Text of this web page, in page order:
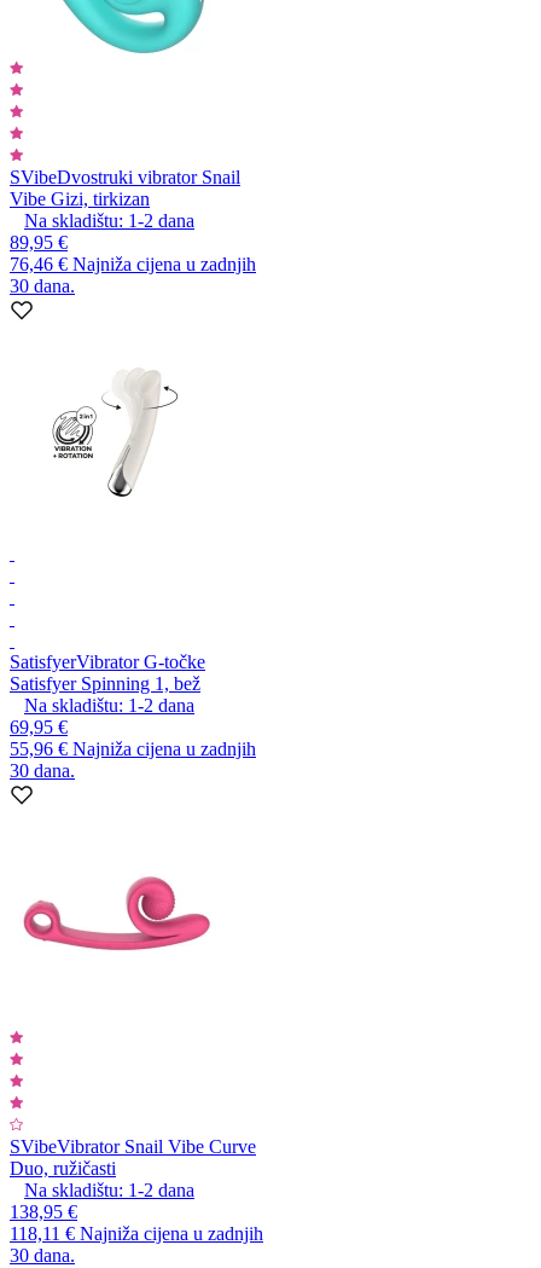
SVibeDvostruki vibrator Snail
Vibe Gizi, tirkizan
Na skladištu: 1-2 dana
89,95 €
76,46 € Najniža cijena u zadnjih
30 dana.
SatisfyerVibrator G-točke
Satisfyer Spinning 1, bež
Na skladištu: 1-2 dana
69,95 €
55,96 € Najniža cijena u zadnjih
30 dana.
SVibeVibrator Snail Vibe Curve
Duo, ružičasti
Na skladištu: 1-2 dana
138,95 €
118,11 € Najniža cijena u zadnjih
30 dana.